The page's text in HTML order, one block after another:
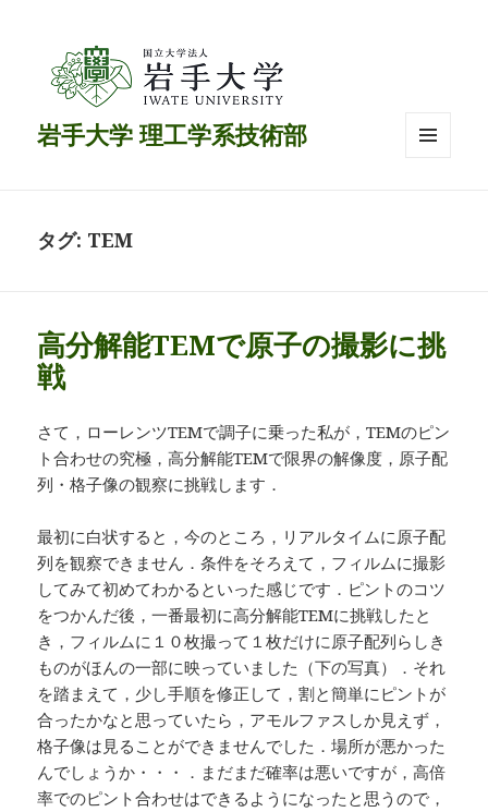
岩手大学 理工学系技術部
タグ: TEM
高分解能TEMで原子の撮影に挑
戦
さて，ローレンツTEMで調子に乗った私が，TEMのピン
ト合わせの究極，高分解能TEMで限界の解像度，原子配
列・格子像の観察に挑戦します．
最初に白状すると，今のところ，リアルタイムに原子配
列を観察できません．条件をそろえて，フィルムに撮影
してみて初めてわかるといった感じです．ピントのコツ
をつかんだ後，一番最初に高分解能TEMに挑戦したと
き，フィルムに１０枚撮って１枚だけに原子配列らしき
ものがほんの一部に映っていました（下の写真）．それ
を踏まえて，少し手順を修正して，割と簡単にピントが
合ったかなと思っていたら，アモルファスしか見えず，
格子像は見ることができませんでした．場所が悪かった
んでしょうか・・・．まだまだ確率は悪いですが，高倍
率でのピント合わせはできるようになったと思うので，